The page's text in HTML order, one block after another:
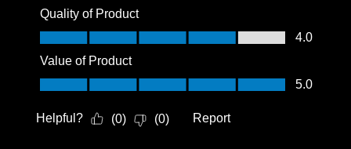
Quality of Product
Quality of Product, 4.0 out of 5
4.0
Value of Product
Value of Product, 5.0 out of 5
5.0
Helpful? (0) (0) Report